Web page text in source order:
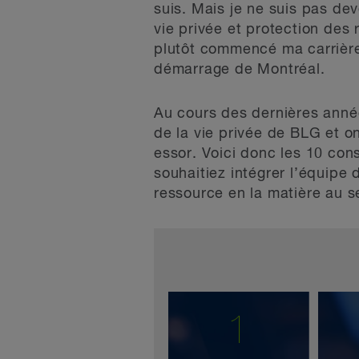
suis. Mais je ne suis pas
vie privée et protection des
plutôt commencé ma
démarrage de Montréal.
Au cours des dernières
de la vie privée de BLG et
essor. Voici donc les 10
souhaitiez intégrer l’équipe
ressource en la matière au